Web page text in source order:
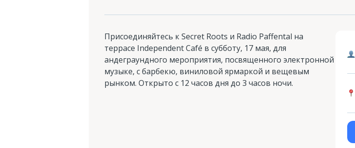
Присоединяйтесь к Secret Roots и Radio Paffental на
террасе Independent Café в субботу, 17 мая, для
андеграундного мероприятия, посвященного электронной
музыке, с барбекю, виниловой ярмаркой и вещевым
рынком. Открыто с 12 часов дня до 3 часов ночи.